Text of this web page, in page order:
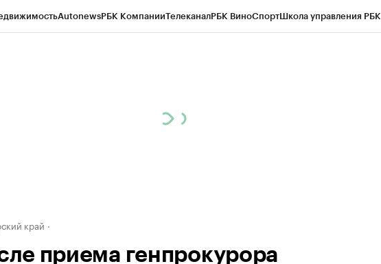
AutonewsРБК КомпанииТелеканалРБК ВиноСпортШкола управления РБК
край
приема генпрокурора